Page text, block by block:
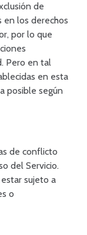
de
en los derechos
por lo que
Pero en tal
en esta
posible según
de conflicto
del Servicio.
sujeto a
o